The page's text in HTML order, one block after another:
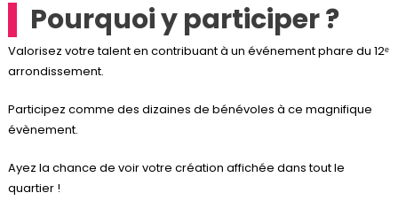
Pourquoi y participer ?
Valorisez votre talent en contribuant à un événement phare du 12ᵉ
arrondissement.
Participez comme des dizaines de bénévoles à ce magnifique
évènement.
Ayez la chance de voir votre création affichée dans tout le
quartier !